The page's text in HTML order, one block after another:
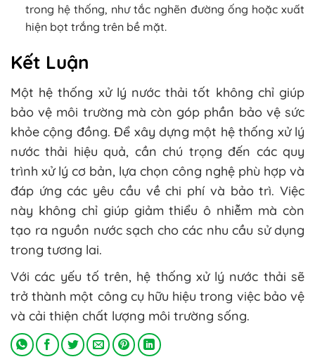
trong hệ thống, như tắc nghẽn đường ống hoặc xuất
hiện bọt trắng trên bề mặt.
Kết Luận
Một hệ thống xử lý nước thải tốt không chỉ giúp
bảo vệ môi trường mà còn góp phần bảo vệ sức
khỏe cộng đồng. Để xây dựng một hệ thống xử lý
nước thải hiệu quả, cần chú trọng đến các quy
trình xử lý cơ bản, lựa chọn công nghệ phù hợp và
đáp ứng các yêu cầu về chi phí và bảo trì. Việc
này không chỉ giúp giảm thiểu ô nhiễm mà còn
tạo ra nguồn nước sạch cho các nhu cầu sử dụng
trong tương lai.
Với các yếu tố trên, hệ thống xử lý nước thải sẽ
trở thành một công cụ hữu hiệu trong việc bảo vệ
và cải thiện chất lượng môi trường sống.